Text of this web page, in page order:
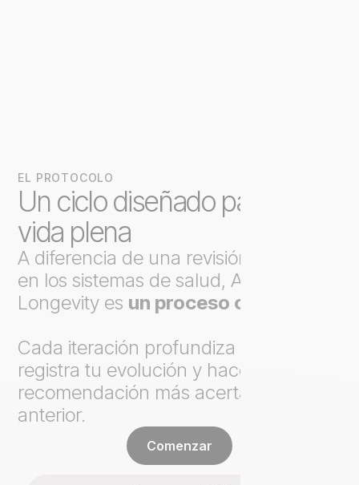
EL PROTOCOLO
Un ciclo diseñado para una
vida plena
A diferencia de una revisión puntual
en los sistemas de salud, Axo
Longevity es un proceso continuo
Cada iteración profundiza el análisis,
registra tu evolución y hace cada
recomendación más acertada que la
anterior.
Comenzar